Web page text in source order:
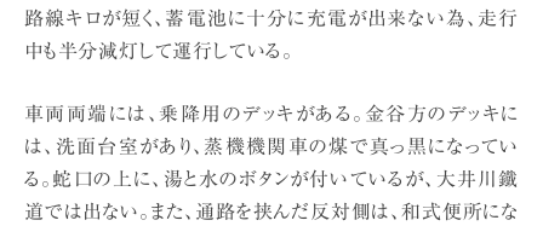
路線キロが短く、蓄電池に十分に充電が出来ない為、走行
中も半分減灯して運行している。
車両両端には、乗降用のデッキがある。金谷方のデッキに
は、洗面台室があり、蒸機機関車の煤で真っ黒になってい
る。蛇口の上に、湯と水のボタンが付いているが、大井川鐵
道では出ない。また、通路を挟んだ反対側は、和式便所にな